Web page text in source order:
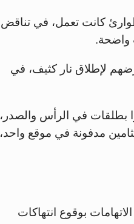
كانت تعمل، في تناقض
واضحة.
لإطلاق نار كثيف، في
بطلقات في الرأس والصدر،
تم العثور على الجثامين مدفونة في موقع واحد،
بوقوع انتهاكات